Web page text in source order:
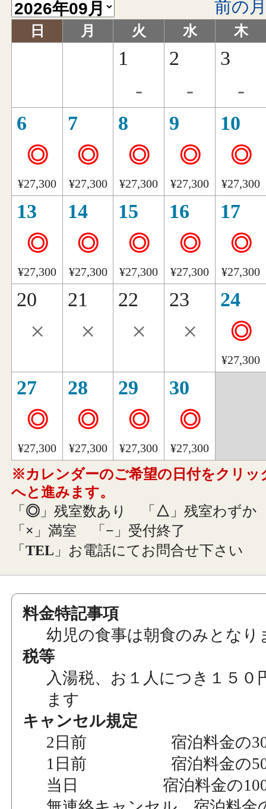
前の
日 月 火 水 木
1
-
2
-
3
-
6
◎
¥27,300
7
◎
¥27,300
8
◎
¥27,300
9
◎
¥27,300
10
◎
¥27,300
13
◎
¥27,300
14
◎
¥27,300
15
◎
¥27,300
16
◎
¥27,300
17
◎
¥27,300
20
×
21
×
22
×
23
×
24
◎
¥27,300
27
◎
¥27,300
28
◎
¥27,300
29
◎
¥27,300
30
◎
¥27,300
※カレンダーのご希望の日付をクリッ
へと進みます。
「 ◎ 」残室数あり 「 △ 」残室わずか
「 × 」満室 「 − 」受付終了
「TEL 」お電話にてお問合せ下さい
料金特記事項
幼児の食事は朝食のみとなり
税等
入湯税、お１人につき１５０
ます
キャンセル規定
2日前 宿泊料金の
1日前 宿泊料金の
当日 宿泊料金の